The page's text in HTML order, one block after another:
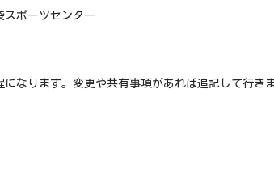
ポーツセンター
なります。変更や共有事項があれば追記して行きま